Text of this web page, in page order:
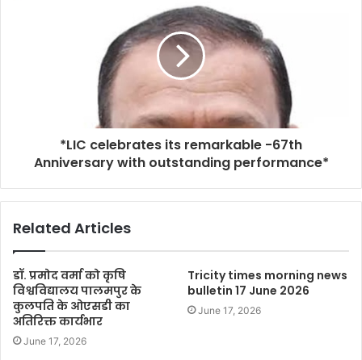
*LIC celebrates its remarkable -67th
Anniversary with outstanding performance*
Related Articles
डॉ. प्रमोद वर्मा को कृषि
विश्वविद्यालय पालमपुर के
कुलपति के ओएसडी का
अतिरिक्त कार्यभार
June 17, 2026
Tricity times morning news
bulletin 17 June 2026
June 17, 2026